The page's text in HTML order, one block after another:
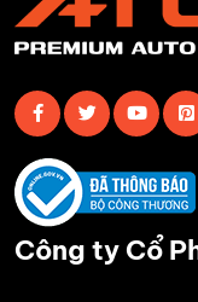
Công ty Cổ